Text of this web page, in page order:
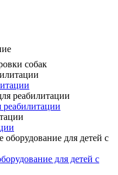
собак
реабилитации
для детей с